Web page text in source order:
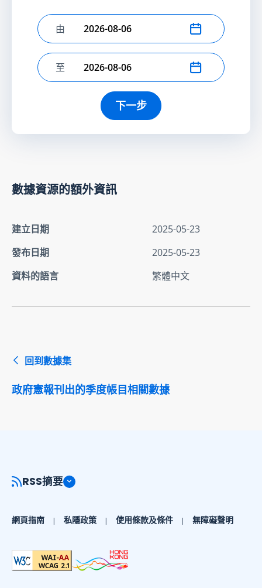
選擇開始日期
由
選擇結束日期
至
下一步
數據資源的額外資訊
建立日期
2025-05-23
發布日期
2025-05-23
資料的語言
繁體中文
回到數據集
政府憲報刊出的季度帳目相關數據
RSS摘要
網頁指南 私隱政策 使用條款及條件 無障礙聲明